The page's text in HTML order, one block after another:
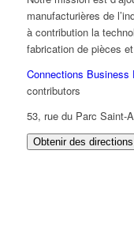
manufacturières de
à contribution la
fabrication de pièces
Connections Business
contributors
53, rue du Parc Saint-
Obtenir des directions